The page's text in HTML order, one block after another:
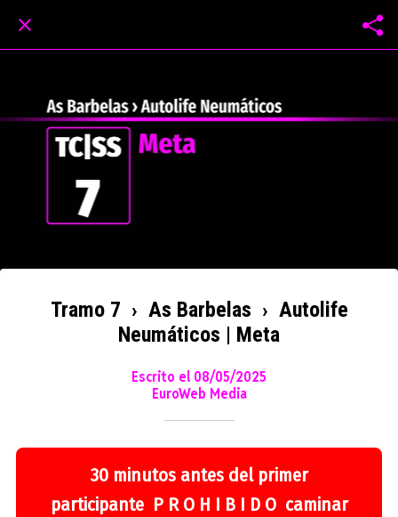
Tramo 7 › As Barbelas › Autolife
Neumáticos | Meta
Escrito el 08/05/2025
EuroWeb Media
30 minutos antes del primer
participante P R O H I B I D O caminar